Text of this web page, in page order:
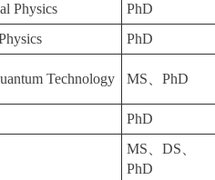
Physics PhD
PhD
Technology MS、PhD
PhD
MS、DS、
PhD